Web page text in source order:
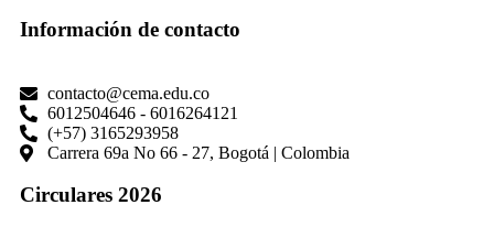
Información de contacto
contacto@cema.edu.co
6012504646 - 6016264121
(+57) 3165293958
Carrera 69a No 66 - 27, Bogotá | Colombia
Circulares 2026